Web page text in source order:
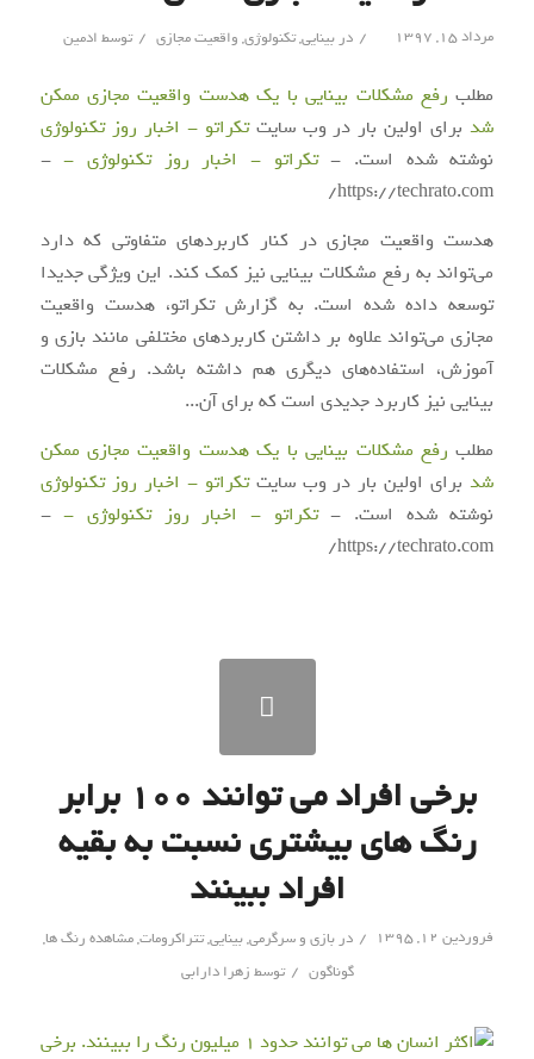
مرداد ۱۵, ۱۳۹۷ / دربینایی,تکنولوژی, واقعیت مجازی / توسط ادمین
مطلب رفع مشکلات بینایی با یک هدست واقعیت مجازی ممکن
شدبرای اولین بار در وب سایتتکراتو - اخبار روز تکنولوژی
نوشته شده است. -تکراتو - اخبار روز تکنولوژی --
https://techrato.com/
هدست واقعیت مجازی در کنار کاربردهای متفاوتی که دارد
می‌تواند به رفع مشکلات بینایی نیز کمک کند. این ویژگی جدیدا
توسعه داده شده است. به گزارش تکراتو، هدست واقعیت
مجازی می‌تواند علاوه بر داشتن کاربردهای مختلفی مانند بازی و
آموزش، استفاده‌های دیگری هم داشته باشد. رفع مشکلات
بینایی نیز کاربرد جدیدی است که برای آن...
مطلب رفع مشکلات بینایی با یک هدست واقعیت مجازی ممکن
شدبرای اولین بار در وب سایتتکراتو - اخبار روز تکنولوژی
نوشته شده است. -تکراتو - اخبار روز تکنولوژی --
https://techrato.com/
برخی افراد می توانند ۱۰۰ برابر
رنگ های بیشتری نسبت به بقیه
افراد ببینند
فروردین ۱۲, ۱۳۹۵ / دربازی و سرگرمی,بینایی,تتراکرومات,مشاهده رنگ ها,
گوناگون / توسط زهرا دارابی